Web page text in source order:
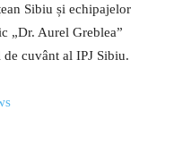
Sibiu și echipajelor
„Dr. Aurel Greblea”
cuvânt al IPJ Sibiu.